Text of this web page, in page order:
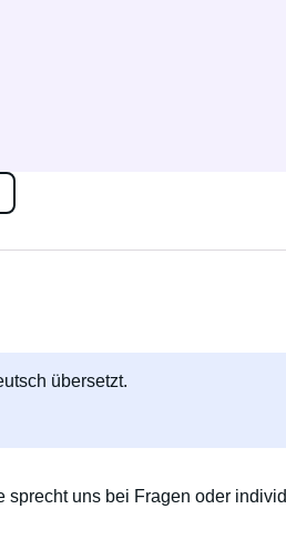
übersetzt.
uns bei Fragen oder